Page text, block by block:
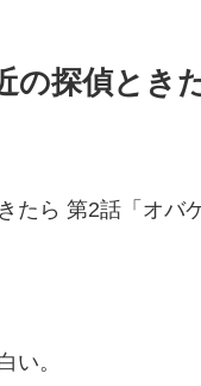
の探偵とき
たら 第2話「オ
い。